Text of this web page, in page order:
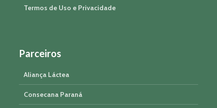
Termos de Uso e Privacidade
Parceiros
Aliança Láctea
Consecana Paraná